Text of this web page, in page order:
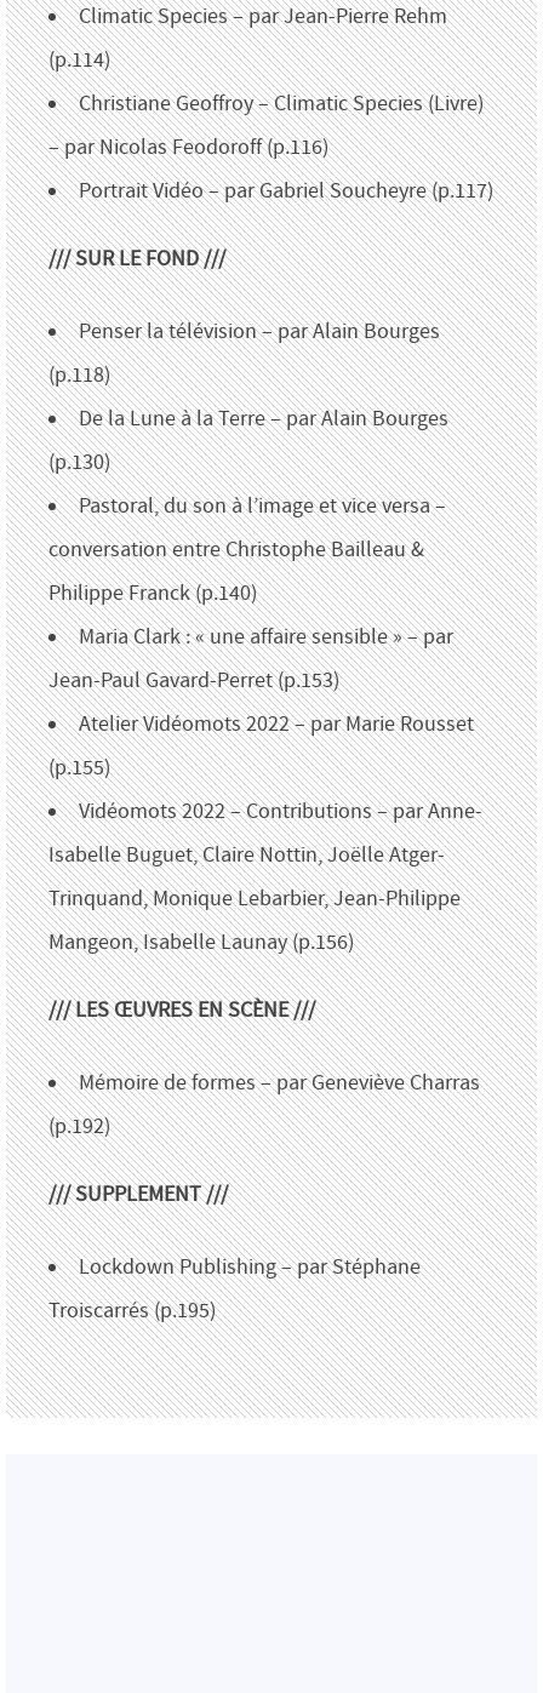
Climatic Species – par Jean-Pierre Rehm
(p.114)
Christiane Geoffroy – Climatic Species (Livre)
– par Nicolas Feodoroff (p.116)
Portrait Vidéo – par Gabriel Soucheyre (p.117)
/// SUR LE FOND ///
Penser la télévision – par Alain Bourges
(p.118)
De la Lune à la Terre – par Alain Bourges
(p.130)
Pastoral, du son à l’image et vice versa –
conversation entre Christophe Bailleau &
Philippe Franck (p.140)
Maria Clark : « une affaire sensible » – par
Jean-Paul Gavard-Perret (p.153)
Atelier Vidéomots 2022 – par Marie Rousset
(p.155)
Vidéomots 2022 – Contributions – par Anne-
Isabelle Buguet, Claire Nottin, Joëlle Atger-
Trinquand, Monique Lebarbier, Jean-Philippe
Mangeon, Isabelle Launay (p.156)
/// LES ŒUVRES EN SCÈNE ///
Mémoire de formes – par Geneviève Charras
(p.192)
/// SUPPLEMENT ///
Lockdown Publishing – par Stéphane
Troiscarrés (p.195)